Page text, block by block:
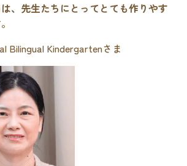
、先生たちにとってとても作りやす
Bilingual Kindergartenさま